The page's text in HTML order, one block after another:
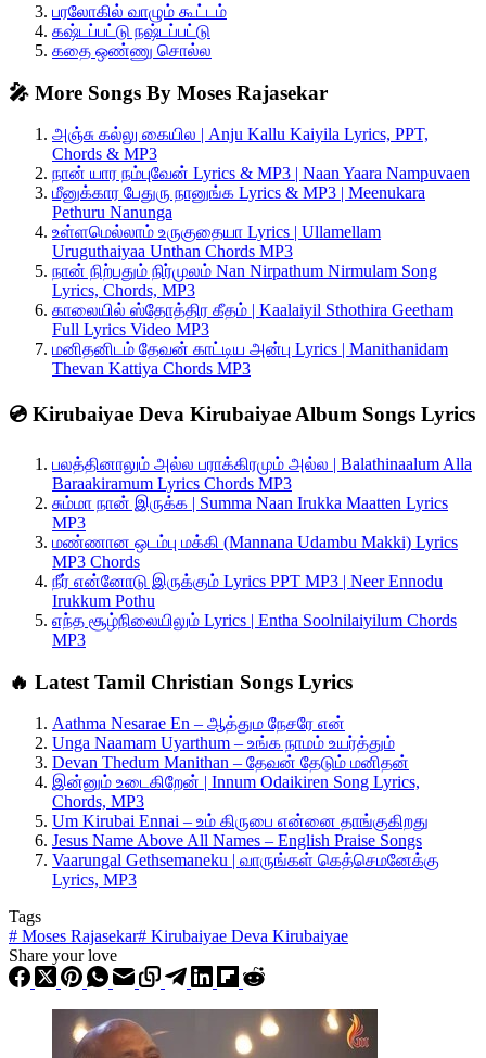
பரலோகில் வாழும் கூட்டம்
கஷ்டப்பட்டு நஷ்டப்பட்டு
கதை ஒண்ணு சொல்ல
🎤 More Songs By Moses Rajasekar
அஞ்சு கல்லு கையில | Anju Kallu Kaiyila Lyrics, PPT,
Chords & MP3
நான் யார நம்புவேன் Lyrics & MP3 | Naan Yaara Nampuvaen
மீனுக்கார பேதுரு நானுங்க Lyrics & MP3 | Meenukara
Pethuru Nanunga
உள்ளமெல்லாம் உருகுதையா Lyrics | Ullamellam
Uruguthaiyaa Unthan Chords MP3
நான் நிற்பதும் நிர்முலம் Nan Nirpathum Nirmulam Song
Lyrics, Chords, MP3
காலையில் ஸ்தோத்திர கீதம் | Kaalaiyil Sthothira Geetham
Full Lyrics Video MP3
மனிதனிடம் தேவன் காட்டிய அன்பு Lyrics | Manithanidam
Thevan Kattiya Chords MP3
💿 Kirubaiyae Deva Kirubaiyae Album Songs Lyrics
பலத்தினாலும் அல்ல பராக்கிரமும் அல்ல | Balathinaalum Alla
Baraakiramum Lyrics Chords MP3
சும்மா நான் இருக்க | Summa Naan Irukka Maatten Lyrics
MP3
மண்ணான ஒடம்பு மக்கி (Mannana Udambu Makki) Lyrics
MP3 Chords
நீர் என்னோடு இருக்கும் Lyrics PPT MP3 | Neer Ennodu
Irukkum Pothu
எந்த சூழ்நிலையிலும் Lyrics | Entha Soolnilaiyilum Chords
MP3
🔥 Latest Tamil Christian Songs Lyrics
Aathma Nesarae En – ஆத்தும நேசரே என்
Unga Naamam Uyarthum – உங்க நாமம் உயர்த்தும்
Devan Thedum Manithan – தேவன் தேடும் மனிதன்
இன்னும் உடைகிறேன் | Innum Odaikiren Song Lyrics,
Chords, MP3
Um Kirubai Ennai – உம் கிருபை என்னை தாங்குகிறது
Jesus Name Above All Names – English Praise Songs
Vaarungal Gethsemaneku | வாருங்கள் கெத்செமனேக்கு
Lyrics, MP3
Tags
# Moses Rajasekar# Kirubaiyae Deva Kirubaiyae
Share your love